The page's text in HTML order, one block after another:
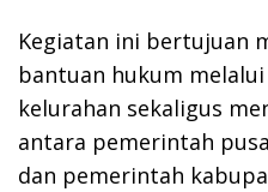
Kegiatan ini bertujuan
bantuan hukum
kelurahan sekaligus
antara pemerintah
dan pemerintah